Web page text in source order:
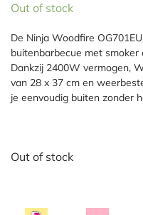
Out of stock
De Ninja Woodfire
buitenbarbecue met
Dankzij 2400W vermogen,
van 28 x 37 cm en
je eenvoudig buiten zonder
Out of stock